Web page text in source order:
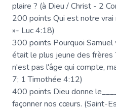
plaire ? (à Dieu / Christ - 2
200 points Qui est notre vrai
»- Luc 4:18)
300 points Pourquoi Samuel
était le plus jeune des frères
n'est pas l'âge qui compte,
7; 1 Timothée 4:12)
400 points Dieu donne
façonner nos cœurs. (Saint-